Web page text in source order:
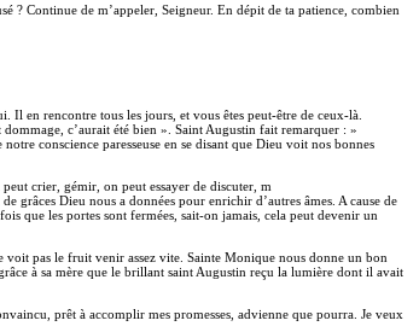
? Continue de m’appeler, Seigneur. En dépit de ta patience, combien
Il en rencontre tous les jours, et vous êtes peut-être de ceux-là.
c’aurait été bien ». Saint Augustin fait remarquer : »
conscience paresseuse en se disant que Dieu voit nos bonnes
crier, gémir, on peut essayer de discuter, m
grâces Dieu nous a données pour enrichir d’autres âmes. A cause de
que les portes sont fermées, sait-on jamais, cela peut devenir un
voit pas le fruit venir assez vite. Sainte Monique nous donne un bon
à sa mère que le brillant saint Augustin reçu la lumière dont il avait
prêt à accomplir mes promesses, advienne que pourra. Je veux